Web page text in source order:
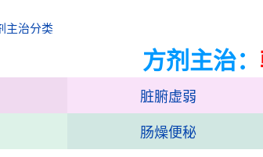
主治分类
方剂主治：
脏腑虚弱
肠燥便秘